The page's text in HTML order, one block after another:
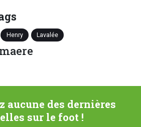
Henry Lavalée
aucune des dernières
sur le foot !